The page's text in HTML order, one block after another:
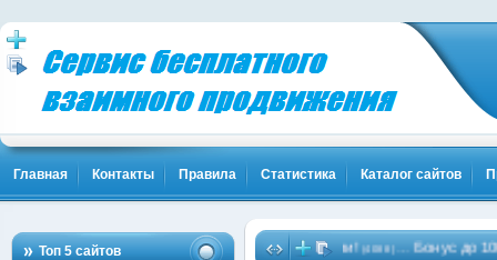
Главная Контакты Правила Статистика Каталог сайтов
Топ 5 сайтов
Жми!(1837)…Биткоины бесплатно - Жми!(4088)…Бонус до 10000